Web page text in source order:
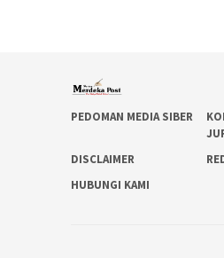
PEDOMAN MEDIA SIBER
DISCLAIMER
HUBUNGI KAMI